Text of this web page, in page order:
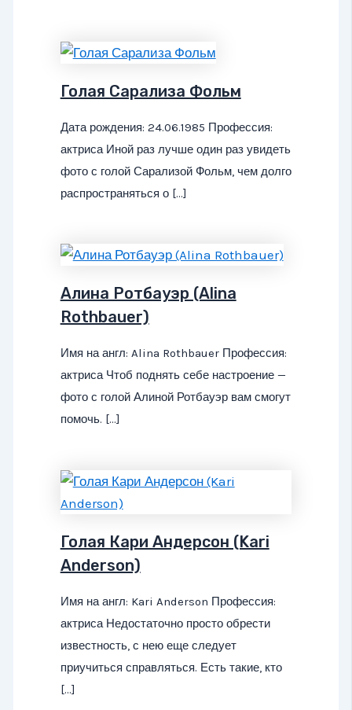
Голая Сарализа Фольм
Дата рождения: 24.06.1985 Профессия:
актриса Иной раз лучше один раз увидеть
фото с голой Сарализой Фольм, чем долго
распространяться о […]
Алина Ротбауэр (Alina
Rothbauer)
Имя на англ: Alina Rothbauer Профессия:
актриса Чтоб поднять себе настроение —
фото с голой Алиной Ротбауэр вам смогут
помочь. […]
Голая Кари Андерсон (Kari
Anderson)
Имя на англ: Kari Anderson Профессия:
актриса Недостаточно просто обрести
известность, с нею еще следует
приучиться справляться. Есть такие, кто
[…]